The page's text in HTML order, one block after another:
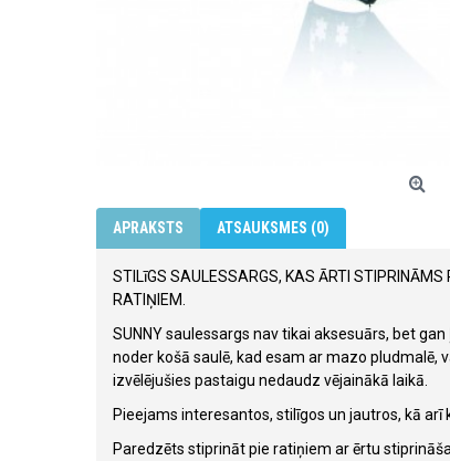
APRAKSTS ATSAUKSMES (0)
STILīGS SAULESSARGS, KAS ĀRTI STIPRINĀMS
RATIŅIEM.
SUNNY saulessargs nav tikai aksesuārs, bet
noder košā saulē, kad esam ar mazo pludmalē,
izvēlējušies pastaigu nedaudz vējainākā laikā.
Pieejams interesantos, stilīgos un jautros, kā arī
Paredzēts stiprināt pie ratiņiem ar ērtu